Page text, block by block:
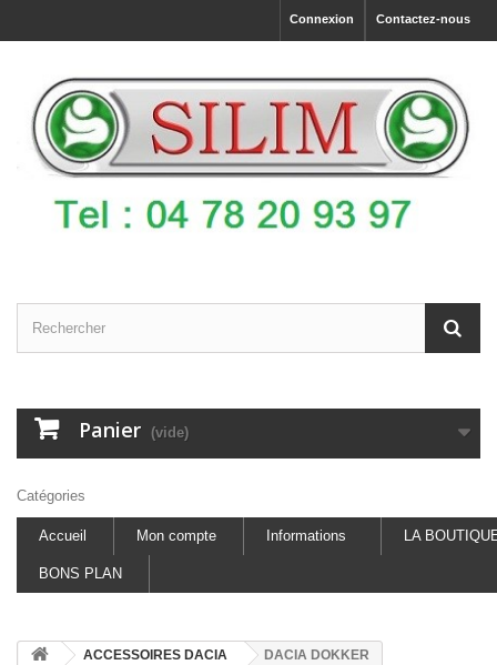
Contactez-nous
Connexion
Panier (vide)
Catégories
Accueil Mon compte Informations LA
BONS PLAN
ACCESSOIRES DACIA DACIA DOKKER